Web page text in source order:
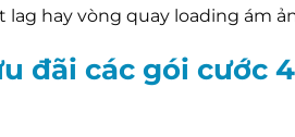
lag hay vòng quay loading ám
đãi các gói cước